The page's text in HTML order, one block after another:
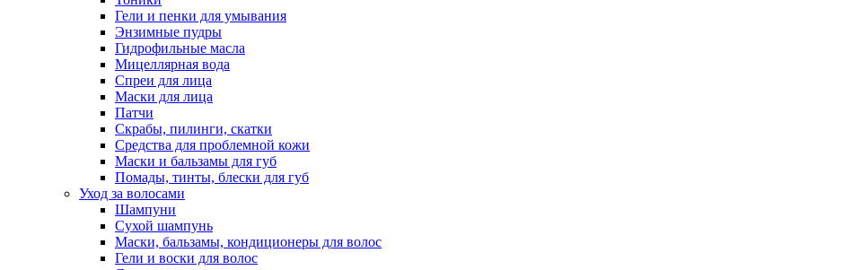
Гели и пенки для умывания
Энзимные пудры
Гидрофильные масла
Мицеллярная вода
Спреи для лица
Маски для лица
Патчи
Скрабы, пилинги, скатки
Средства для проблемной кожи
Маски и бальзамы для губ
Помады, тинты, блески для губ
Уход за волосами
Шампуни
Сухой шампунь
Маски, бальзамы, кондиционеры для волос
Гели и воски для волос